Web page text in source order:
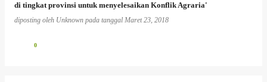
di tingkat provinsi untuk menyelesaikan Konflik Agraria'
diposting oleh Unknown pada tanggal Maret 23, 2018
0